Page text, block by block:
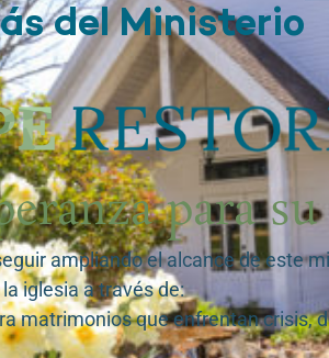
del Ministerio
para
ampliando el alcance de este
iglesia a través de:
matrimonios que enfrentan crisis,